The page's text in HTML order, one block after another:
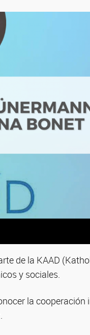
de la KAAD
y sociales.
la cooperación